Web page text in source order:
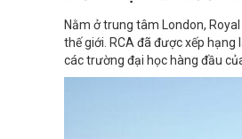
Nằm ở trung tâm London,
thế giới. RCA đã được xếp
các trường đại học hàng đầu